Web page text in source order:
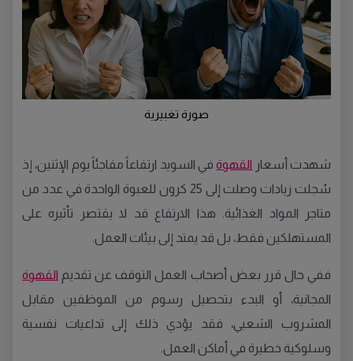
صورة تغبيرية
شهدت أسعار القهوةفي السويد ارتفاعاً مفاجئاً يوم الإثنين، إذ
سُجلت زيادات وصلت إلى 25 كرون للعبوة الواحدة في عدد من
متاجر المواد الغذائية. هذا الارتفاع قد لا يقتصر تأثيره على
المستهلكين فقط، بل قد يمتد إلى بيئات العمل.
ففي حال قرر بعض أصحاب العمل التوقف عن تقديم القهوة
المجانية، أو البدء بتحصيل رسوم من الموظفين مقابل
المشروب الشعبي، فقد يؤدي ذلك إلى تداعيات نفسية
وسلوكية خطيرة في أماكن العمل.